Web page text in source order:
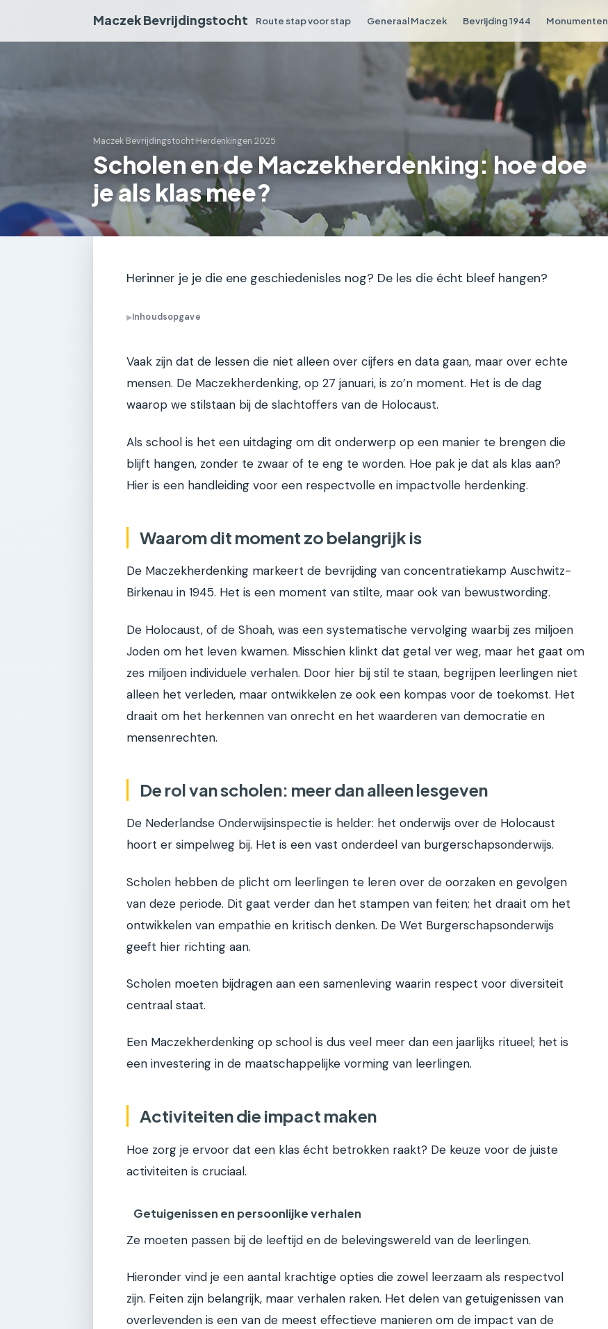
Maczek Bevrijdingstocht Route stap voor stap Generaal Maczek Bevrijding 1944 Monumenten
Maczek Bevrijdingstocht›Herdenkingen 2025
Scholen en de Maczekherdenking: hoe doe
je als klas mee?
Herinner je je die ene geschiedenisles nog? De les die écht bleef hangen?
▶Inhoudsopgave
Vaak zijn dat de lessen die niet alleen over cijfers en data gaan, maar over echte
mensen. De Maczekherdenking, op 27 januari, is zo’n moment. Het is de dag
waarop we stilstaan bij de slachtoffers van de Holocaust.
Als school is het een uitdaging om dit onderwerp op een manier te brengen die
blijft hangen, zonder te zwaar of te eng te worden. Hoe pak je dat als klas aan?
Hier is een handleiding voor een respectvolle en impactvolle herdenking.
Waarom dit moment zo belangrijk is
De Maczekherdenking markeert de bevrijding van concentratiekamp Auschwitz-
Birkenau in 1945. Het is een moment van stilte, maar ook van bewustwording.
De Holocaust, of de Shoah, was een systematische vervolging waarbij zes miljoen
Joden om het leven kwamen. Misschien klinkt dat getal ver weg, maar het gaat om
zes miljoen individuele verhalen. Door hier bij stil te staan, begrijpen leerlingen niet
alleen het verleden, maar ontwikkelen ze ook een kompas voor de toekomst. Het
draait om het herkennen van onrecht en het waarderen van democratie en
mensenrechten.
De rol van scholen: meer dan alleen lesgeven
De Nederlandse Onderwijsinspectie is helder: het onderwijs over de Holocaust
hoort er simpelweg bij. Het is een vast onderdeel van burgerschapsonderwijs.
Scholen hebben de plicht om leerlingen te leren over de oorzaken en gevolgen
van deze periode. Dit gaat verder dan het stampen van feiten; het draait om het
ontwikkelen van empathie en kritisch denken. De Wet Burgerschapsonderwijs
geeft hier richting aan.
Scholen moeten bijdragen aan een samenleving waarin respect voor diversiteit
centraal staat.
Een Maczekherdenking op school is dus veel meer dan een jaarlijks ritueel; het is
een investering in de maatschappelijke vorming van leerlingen.
Activiteiten die impact maken
Hoe zorg je ervoor dat een klas écht betrokken raakt? De keuze voor de juiste
activiteiten is cruciaal.
Getuigenissen en persoonlijke verhalen
Ze moeten passen bij de leeftijd en de belevingswereld van de leerlingen.
Hieronder vind je een aantal krachtige opties die zowel leerzaam als respectvol
zijn. Feiten zijn belangrijk, maar verhalen raken. Het delen van getuigenissen van
overlevenden is een van de meest effectieve manieren om de impact van de